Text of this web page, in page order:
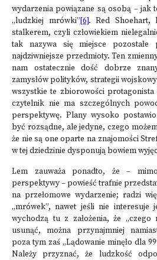
wydarzenia powiązane są osobą – jak
„ludzkiej mrówki”[6]. Red
stalkerem, czyli człowiekiem
tak nazywa się miejsce
najdziwniejsze przedmioty. Ten
nam ostatecznie dość dobrze
zamysłów polityków, strategii
wszystkie te zbiorowości
czytelnik nie ma szczególnych
perspektywę. Plany wysoko
być rozsądne, ale jedyne, czego
że nie są one oparte na znajomości
w tej dziedzinie dysponują bowiem
Lem zauważa ponadto, że –
perspektywy – powieść trafnie
na przełomowe wydarzenie; radzi
„mrówek”, nawet jeśli nie
wychodzą tu z założenia, że
usunąć, można przynajmniej
poza tym zaś „Lądowanie minęło dla
Należy przyznać, że ludzkość